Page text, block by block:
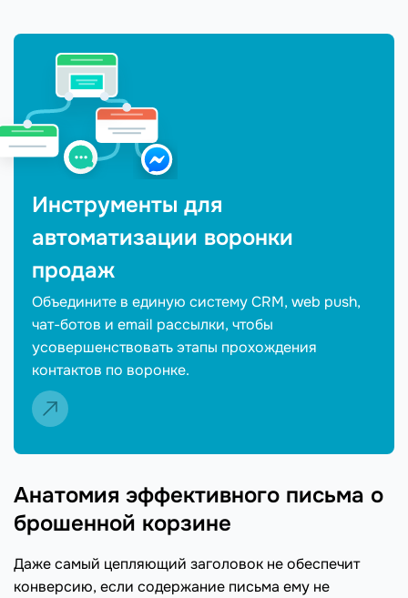
Инструменты для
автоматизации воронки
продаж
Объедините в единую систему CRM, web push,
чат-ботов и email рассылки, чтобы
усовершенствовать этапы прохождения
контактов по воронке.
Анатомия эффективного письма о
брошенной корзине
Даже самый цепляющий заголовок не обеспечит
конверсию, если содержание письма ему не